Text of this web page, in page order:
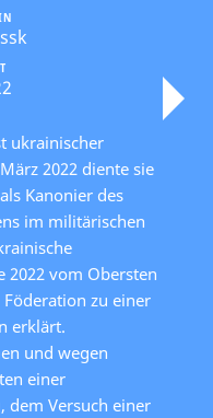
ukrainischer
2022 diente sie
Kanonier des
im militärischen
vom Obersten
zu einer
erklärt.
und wegen
einer
dem Versuch einer